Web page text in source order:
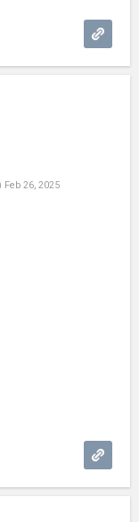
Feb 26, 2025